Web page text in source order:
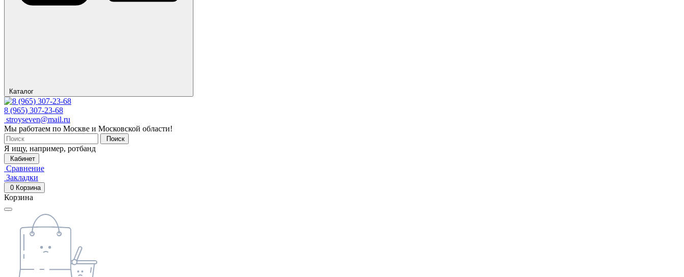
Каталог
8 (965) 307-23-68
stroyseven@mail.ru
Мы работаем по Москве и Московской области!
Поиск
Я ищу, например, ротбанд
Кабинет
Сравнение
Закладки
0 Корзина
Корзина